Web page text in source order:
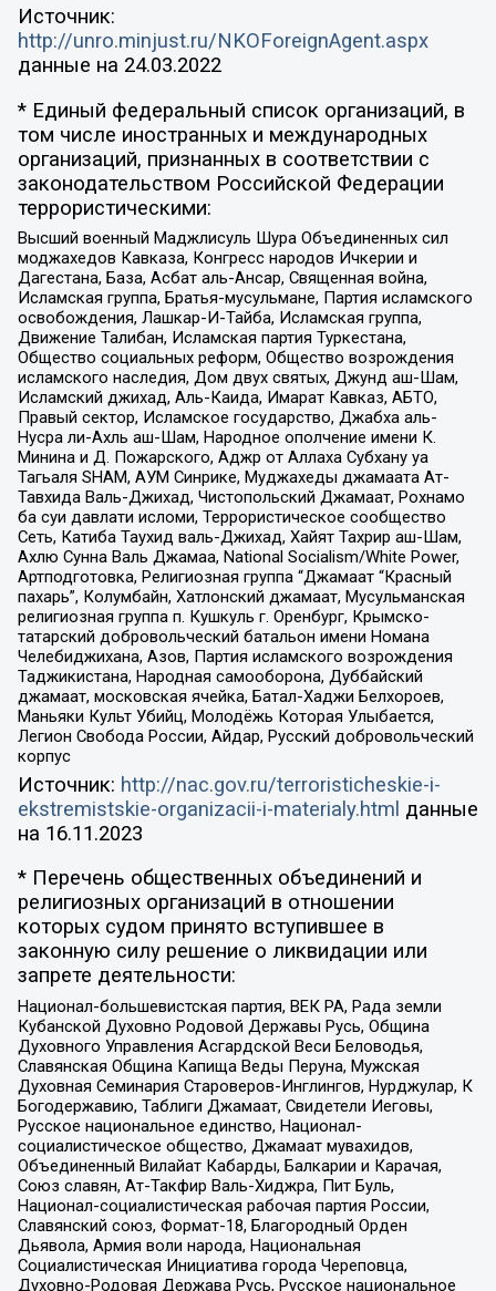
Источник:
http://unro.minjust.ru/NKOForeignAgent.aspx
данные на 24.03.2022
* Единый федеральный список организаций, в
том числе иностранных и международных
организаций, признанных в соответствии с
законодательством Российской Федерации
террористическими:
Высший военный Маджлисуль Шура Объединенных сил
моджахедов Кавказа, Конгресс народов Ичкерии и
Дагестана, База, Асбат аль-Ансар, Священная война,
Исламская группа, Братья-мусульмане, Партия исламского
освобождения, Лашкар-И-Тайба, Исламская группа,
Движение Талибан, Исламская партия Туркестана,
Общество социальных реформ, Общество возрождения
исламского наследия, Дом двух святых, Джунд аш-Шам,
Исламский джихад, Аль-Каида, Имарат Кавказ, АБТО,
Правый сектор, Исламское государство, Джабха аль-
Нусра ли-Ахль аш-Шам, Народное ополчение имени К.
Минина и Д. Пожарского, Аджр от Аллаха Субхану уа
Тагьаля SHAM, АУМ Синрике, Муджахеды джамаата Ат-
Тавхида Валь-Джихад, Чистопольский Джамаат, Рохнамо
ба суи давлати исломи, Террористическое сообщество
Сеть, Катиба Таухид валь-Джихад, Хайят Тахрир аш-Шам,
Ахлю Сунна Валь Джамаа, National Socialism/White Power,
Артподготовка, Религиозная группа “Джамаат “Красный
пахарь”, Колумбайн, Хатлонский джамаат, Мусульманская
религиозная группа п. Кушкуль г. Оренбург, Крымско-
татарский добровольческий батальон имени Номана
Челебиджихана, Азов, Партия исламского возрождения
Таджикистана, Народная самооборона, Дуббайский
джамаат, московская ячейка, Батал-Хаджи Белхороев,
Маньяки Культ Убийц, Молодёжь Которая Улыбается,
Легион Свобода России, Айдар, Русский добровольческий
корпус
Источник: http://nac.gov.ru/terroristicheskie-i-
ekstremistskie-organizacii-i-materialy.html данные
на 16.11.2023
* Перечень общественных объединений и
религиозных организаций в отношении
которых судом принято вступившее в
законную силу решение о ликвидации или
запрете деятельности:
Национал-большевистская партия, ВЕК РА, Рада земли
Кубанской Духовно Родовой Державы Русь, Община
Духовного Управления Асгардской Веси Беловодья,
Славянская Община Капища Веды Перуна, Мужская
Духовная Семинария Староверов-Инглингов, Нурджулар, К
Богодержавию, Таблиги Джамаат, Свидетели Иеговы,
Русское национальное единство, Национал-
социалистическое общество, Джамаат мувахидов,
Объединенный Вилайат Кабарды, Балкарии и Карачая,
Союз славян, Ат-Такфир Валь-Хиджра, Пит Буль,
Национал-социалистическая рабочая партия России,
Славянский союз, Формат-18, Благородный Орден
Дьявола, Армия воли народа, Национальная
Социалистическая Инициатива города Череповца,
Духовно-Родовая Держава Русь, Русское национальное